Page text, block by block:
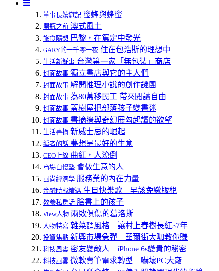
董事長嬉遊記 蜜蜂與蜂蜜
開瓶之前 澳式風土
旅食隨想 巴黎，在篤定中發光
GARY的一千零一夜 住在包浩斯的理想中
生活新鮮事 台灣第一家「無包裝」商店
封面故事 獨立書店與它的主人們
封面故事 解開推理小說的創作謎團
封面故事 為80萬移民工 帶來閱讀自由
封面故事 蓋樹屋把部落孩子變書迷
封面故事 書摘牆與奇幻展勾起讀的欲望
生活書摘 新威士忌的崛起
編者的話 夢想是最好的生意
CEO上線 曲紅，人潦倒
商場自慢塾 會做生意的人
風尚經濟學 服務業的內在力量
金融時報精選 生日快樂歌 早該免繳版稅
教養私房話 臉書上的孩子
View人物 兩敗俱傷的葛洛斯
人物特寫 雜菜麵風格 讓村上春樹長紅37年
投資焦點 新興市場急彈 華爾街大咖教你賺
科技風雲 密友變敵人 iPhone 6s變貴的秘密
科技風雲 微軟賣筆電求轉型 嚇壞PC大廠